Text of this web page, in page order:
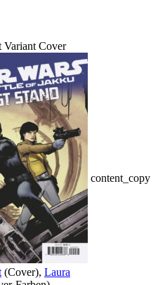
Variant Cover
(Cover), Laura
content_copy